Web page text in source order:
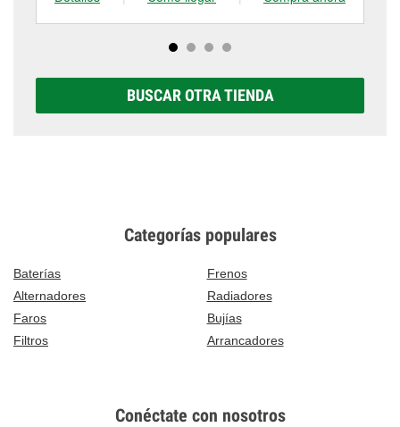
BUSCAR OTRA TIENDA
Categorías populares
Baterías
Frenos
Alternadores
Radiadores
Faros
Bujías
Filtros
Arrancadores
Conéctate con nosotros